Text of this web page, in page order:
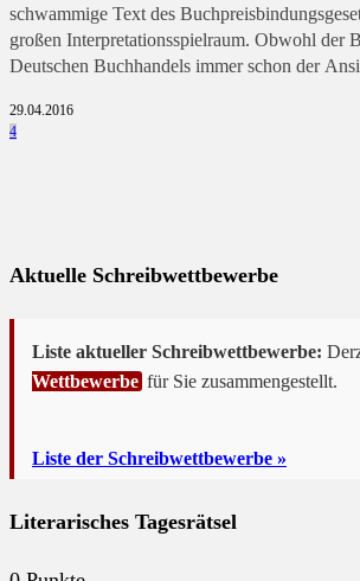
schwammige Text des
großen Interpretationsspielraum. Obwohl der
Deutschen Buchhandels immer schon der
29.04.2016
4
Aktuelle Schreibwettbewerbe
Liste aktueller Schreibwettbewerbe:
Wettbewerbe für Sie zusammengestellt.
Liste der Schreibwettbewerbe »
Literarisches Tagesrätsel